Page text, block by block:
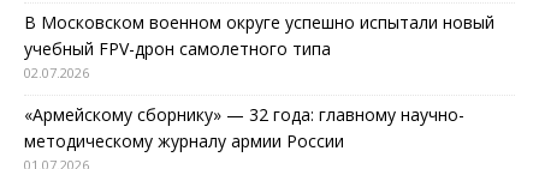
В Московском военном округе успешно испытали новый
учебный FPV-дрон самолетного типа
02.07.2026
«Армейскому сборнику» — 32 года: главному научно-
методическому журналу армии России
01.07.2026